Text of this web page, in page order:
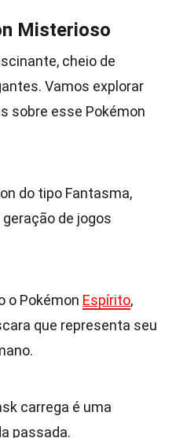
Misterioso
cheio de
Vamos explorar
sobre esse Pokémon
do tipo Fantasma,
de jogos
o Pokémon Espírito,
que representa seu
carrega é uma
passada.